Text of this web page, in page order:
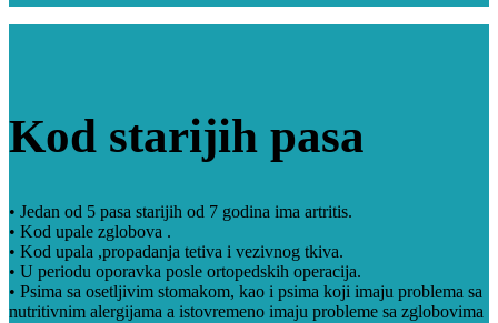
Kod starijih pasa
• Jedan od 5 pasa starijih od 7 godina ima artritis.
• Kod upale zglobova .
• Kod upala ,propadanja tetiva i vezivnog tkiva.
• U periodu oporavka posle ortopedskih operacija.
• Psima sa osetljivim stomakom, kao i psima koji imaju problema sa
nutritivnim alergijama a istovremeno imaju probleme sa zglobovima